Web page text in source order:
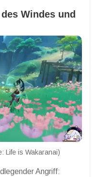
Windes und
Life is Wakaranai)
Angriff: